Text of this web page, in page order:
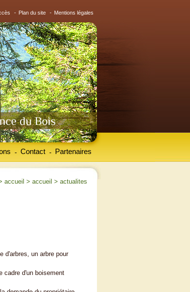
- Plan du site - Mentions légales
Contact
- Partenaires
-
accueil > accueil > actualites
d'arbres, un arbre pour
cadre d'un boisement